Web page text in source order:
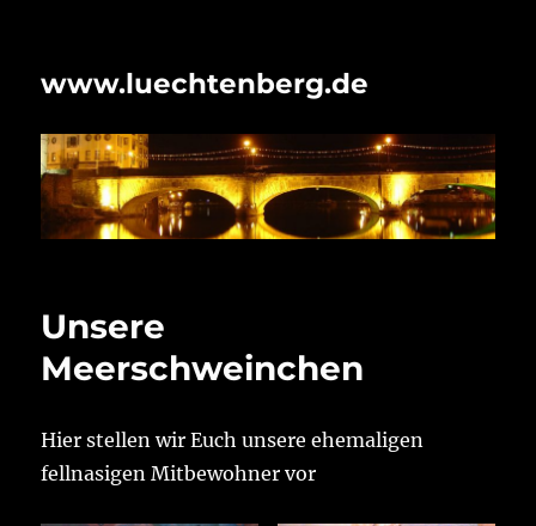
www.luechtenberg.de
Unsere
Meerschweinchen
Hier stellen wir Euch unsere ehemaligen
fellnasigen Mitbewohner vor